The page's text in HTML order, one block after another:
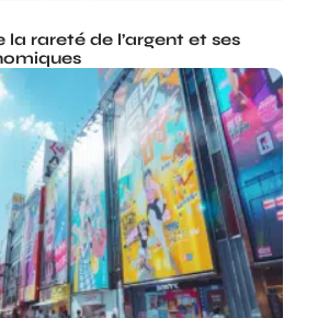
la rareté de l’argent et ses